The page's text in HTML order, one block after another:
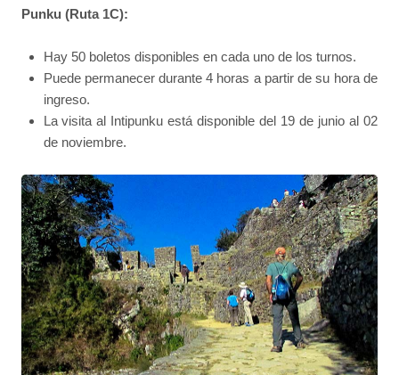
Punku (Ruta 1C):
Hay 50 boletos disponibles en cada uno de los turnos.
Puede permanecer durante 4 horas a partir de su hora de
ingreso.
La visita al Intipunku está disponible del 19 de junio al 02
de noviembre.